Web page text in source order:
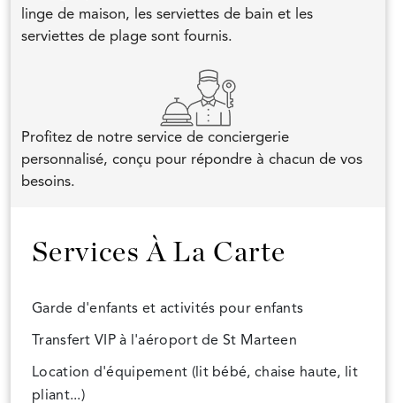
linge de maison, les serviettes de bain et les
serviettes de plage sont fournis.
Profitez de notre service de conciergerie
personnalisé, conçu pour répondre à chacun de vos
besoins.
Services À La Carte
Garde d'enfants et activités pour enfants
Transfert VIP à l'aéroport de St Marteen
Location d'équipement (lit bébé, chaise haute, lit
pliant...)